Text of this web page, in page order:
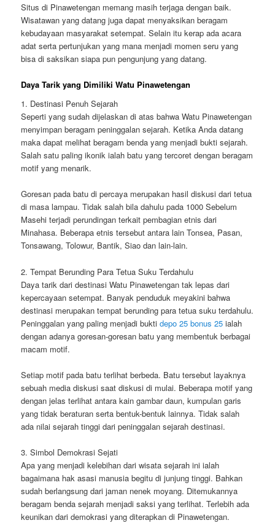
Situs di Pinawetengan memang masih terjaga dengan baik.
Wisatawan yang datang juga dapat menyaksikan beragam
kebudayaan masyarakat setempat. Selain itu kerap ada acara
adat serta pertunjukan yang mana menjadi momen seru yang
bisa di saksikan siapa pun pengunjung yang datang.
Daya Tarik yang Dimiliki Watu Pinawetengan
1. Destinasi Penuh Sejarah
Seperti yang sudah dijelaskan di atas bahwa Watu Pinawetengan
menyimpan beragam peninggalan sejarah. Ketika Anda datang
maka dapat melihat beragam benda yang menjadi bukti sejarah.
Salah satu paling ikonik ialah batu yang tercoret dengan beragam
motif yang menarik.
Goresan pada batu di percaya merupakan hasil diskusi dari tetua
di masa lampau. Tidak salah bila dahulu pada 1000 Sebelum
Masehi terjadi perundingan terkait pembagian etnis dari
Minahasa. Beberapa etnis tersebut antara lain Tonsea, Pasan,
Tonsawang, Tolowur, Bantik, Siao dan lain-lain.
2. Tempat Berunding Para Tetua Suku Terdahulu
Daya tarik dari destinasi Watu Pinawetengan tak lepas dari
kepercayaan setempat. Banyak penduduk meyakini bahwa
destinasi merupakan tempat berunding para tetua suku terdahulu.
Peninggalan yang paling menjadi buktidepo 25 bonus 25 ialah
dengan adanya goresan-goresan batu yang membentuk berbagai
macam motif.
Setiap motif pada batu terlihat berbeda. Batu tersebut layaknya
sebuah media diskusi saat diskusi di mulai. Beberapa motif yang
dengan jelas terlihat antara kain gambar daun, kumpulan garis
yang tidak beraturan serta bentuk-bentuk lainnya. Tidak salah
ada nilai sejarah tinggi dari peninggalan sejarah destinasi.
3. Simbol Demokrasi Sejati
Apa yang menjadi kelebihan dari wisata sejarah ini ialah
bagaimana hak asasi manusia begitu di junjung tinggi. Bahkan
sudah berlangsung dari jaman nenek moyang. Ditemukannya
beragam benda sejarah menjadi saksi yang terlihat. Terlebih ada
keunikan dari demokrasi yang diterapkan di Pinawetengan.